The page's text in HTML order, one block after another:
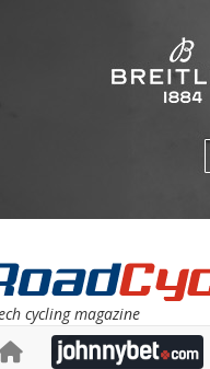
cycling magazine